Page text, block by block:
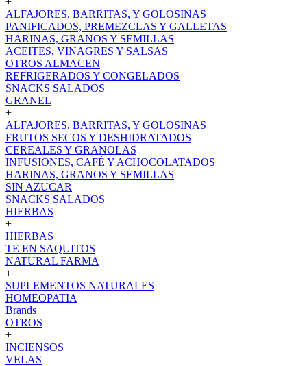
ALFAJORES, BARRITAS, Y GOLOSINAS
PANIFICADOS, PREMEZCLAS Y GALLETAS
HARINAS, GRANOS Y SEMILLAS
ACEITES, VINAGRES Y SALSAS
OTROS ALMACEN
REFRIGERADOS Y CONGELADOS
SNACKS SALADOS
GRANEL
+
ALFAJORES, BARRITAS, Y GOLOSINAS
FRUTOS SECOS Y DESHIDRATADOS
CEREALES Y GRANOLAS
INFUSIONES, CAFÉ Y ACHOCOLATADOS
HARINAS, GRANOS Y SEMILLAS
SIN AZUCAR
SNACKS SALADOS
HIERBAS
+
HIERBAS
TE EN SAQUITOS
NATURAL FARMA
+
SUPLEMENTOS NATURALES
HOMEOPATIA
Brands
OTROS
+
INCIENSOS
VELAS